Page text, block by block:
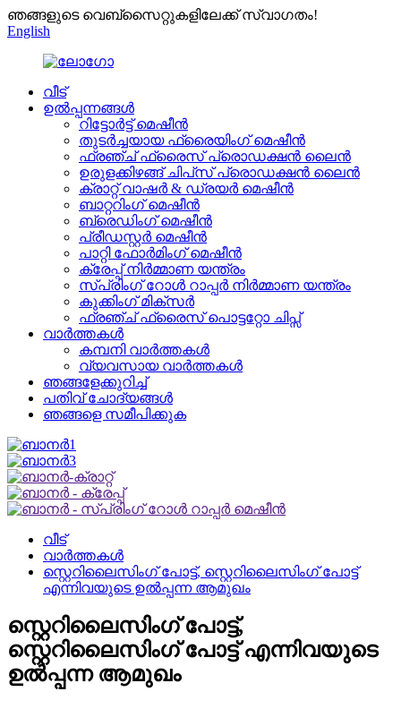
ഞങ്ങളുടെ വെബ്സൈറ്റുകളിലേക്ക് സ്വാഗതം!
English
വീട്
ഉൽപ്പന്നങ്ങൾ
റിട്ടോർട്ട് മെഷീൻ
തുടർച്ചയായ ഫ്രൈയിംഗ് മെഷീൻ
ഫ്രഞ്ച് ഫ്രൈസ് പ്രൊഡക്ഷൻ ലൈൻ
ഉരുളക്കിഴങ്ങ് ചിപ്‌സ് പ്രൊഡക്ഷൻ ലൈൻ
ക്രാറ്റ് വാഷർ & ഡ്രയർ മെഷീൻ
ബാറ്ററിംഗ് മെഷീൻ
ബ്രെഡിംഗ് മെഷീൻ
പ്രീഡസ്റ്റർ മെഷീൻ
പാറ്റി ഫോർമിംഗ് മെഷീൻ
ക്രേപ്പ് നിർമ്മാണ യന്ത്രം
സ്പ്രിംഗ് റോൾ റാപ്പർ നിർമ്മാണ യന്ത്രം
കുക്കിംഗ് മിക്സർ
ഫ്രഞ്ച് ഫ്രൈസ് പൊട്ടറ്റോ ചിപ്സ്
വാർത്തകൾ
കമ്പനി വാർത്തകൾ
വ്യവസായ വാർത്തകൾ
ഞങ്ങളേക്കുറിച്ച്
പതിവ് ചോദ്യങ്ങൾ
ഞങ്ങളെ സമീപിക്കുക
വീട്
വാർത്തകൾ
സ്റ്റെറിലൈസിംഗ് പോട്ട്, സ്റ്റെറിലൈസിംഗ് പോട്ട്
എന്നിവയുടെ ഉൽപ്പന്ന ആമുഖം
സ്റ്റെറിലൈസിംഗ് പോട്ട്,
സ്റ്റെറിലൈസിംഗ് പോട്ട് എന്നിവയുടെ
ഉൽപ്പന്ന ആമുഖം